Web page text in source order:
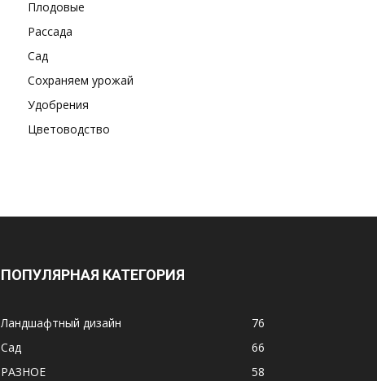
Плодовые
Рассада
Сад
Сохраняем урожай
Удобрения
Цветоводство
ПОПУЛЯРНАЯ КАТЕГОРИЯ
Ландшафтный дизайн
76
Сад
66
РАЗНОЕ
58